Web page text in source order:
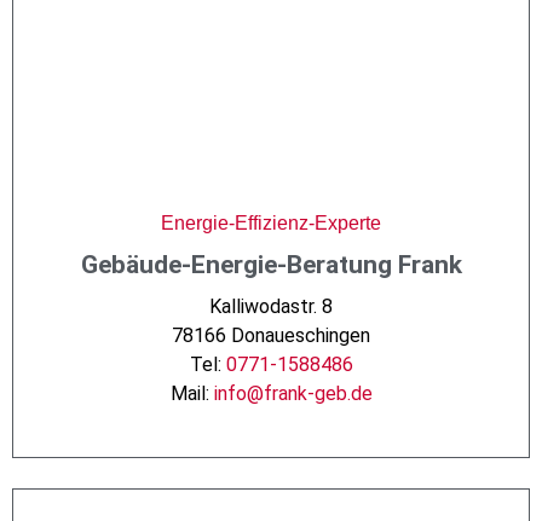
Energie-Effizienz-Experte
Gebäude-Energie-Beratung Frank
Kalliwodastr. 8
78166 Donaueschingen
Tel: 0771-1588486
Mail: info@frank-geb.de